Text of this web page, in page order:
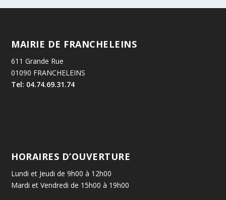
MAIRIE DE FRANCHELEINS
611 Grande Rue
01090 FRANCHELEINS
Tel: 04.74.69.31.74
HORAIRES D’OUVERTURE
Lundi et Jeudi de 9h00 à 12h00
Mardi et Vendredi de 15h00 à 19h00